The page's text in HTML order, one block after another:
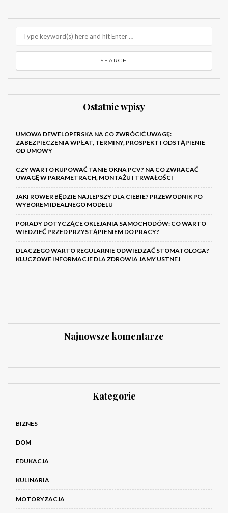
Ostatnie wpisy
UMOWA DEWELOPERSKA NA CO ZWRÓCIĆ UWAGĘ:
ZABEZPIECZENIA WPŁAT, TERMINY, PROSPEKT I ODSTĄPIENIE
OD UMOWY
CZY WARTO KUPOWAĆ TANIE OKNA PCV? NA CO ZWRACAĆ
UWAGĘ W PARAMETRACH, MONTAŻU I TRWAŁOŚCI
JAKI ROWER BĘDZIE NAJLEPSZY DLA CIEBIE? PRZEWODNIK PO
WYBOREM IDEALNEGO MODELU
PORADY DOTYCZĄCE OKLEJANIA SAMOCHODÓW: CO WARTO
WIEDZIEĆ PRZED PRZYSTĄPIENIEM DO PRACY?
DLACZEGO WARTO REGULARNIE ODWIEDZAĆ STOMATOLOGA?
KLUCZOWE INFORMACJE DLA ZDROWIA JAMY USTNEJ
Najnowsze komentarze
Kategorie
BIZNES
DOM
EDUKACJA
KULINARIA
MOTORYZACJA